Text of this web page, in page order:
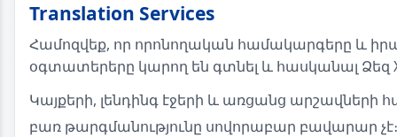
Translation Services
Համոզվեք, որ որոնողական համակարգերը և
օգտատերերը կարող են գտնել և հասկանալ Ձեզ
Կայքերի, լենդինգ էջերի և առցանց արշավների
բառ թարգմանությունը սովորաբար բավարար